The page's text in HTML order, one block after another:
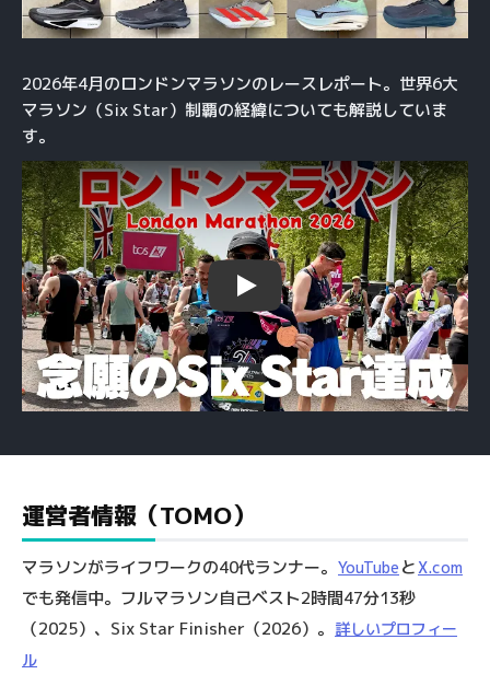
2026年4月のロンドンマラソンのレースレポート。世界6大
マラソン（Six Star）制覇の経緯についても解説していま
す。
Play
運営者情報（TOMO）
マラソンがライフワークの40代ランナー。 YouTube とX.com
でも発信中。フルマラソン自己ベスト2時間47分13秒
（2025）、Six Star Finisher（2026）。 詳しいプロフィー
ル